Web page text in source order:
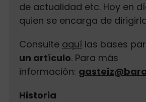
de actualidad etc. Hoy en
quien se encarga de
Consulte aquílas bases
un artículo. Para más
información:
Historia